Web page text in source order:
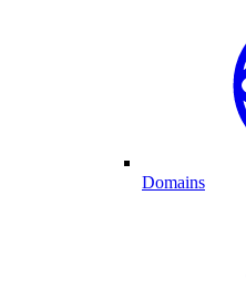
Domains